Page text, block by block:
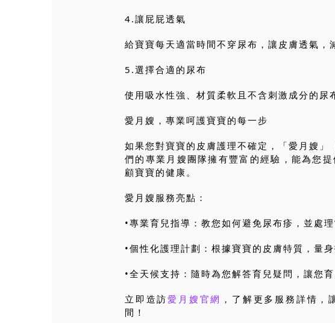
4.讓屁屁透氣
給寶寶每天適當時間不穿尿布，讓皮膚透氣，
5.選擇合適的尿布
使用吸水性強、材質柔軟且不含刺激成分的尿
愛月嫂，專業呵護寶寶的每一步
如果您對寶寶的皮膚護理不確定，「愛月嫂」
們的專業月嫂團隊擁有豐富的經驗，能為您
顧寶寶的健康。
愛月嫂服務亮點：
•專業育兒指導：教您如何避免尿布疹，並處理
•個性化護理計劃：根據寶寶的皮膚特質，量身
•全天候支持：隨時為您解答育兒疑問，讓您育
立即造訪愛月嫂官網 ，了解更多服務詳情，
間！